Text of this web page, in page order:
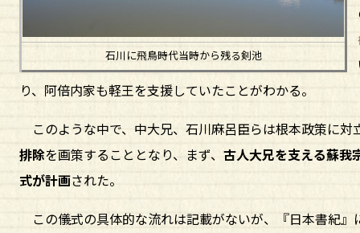
石川に飛鳥時代当時から残る剣池
り、阿倍内家も軽王を支援していたことがわかる。
このような中で、中大兄、石川麻呂臣らは根本政策に対
排除を画策することとなり、まず、 古人大兄を支える蘇我
式が計画された。
この儀式の具体的な流れは記載がないが、『日本書紀